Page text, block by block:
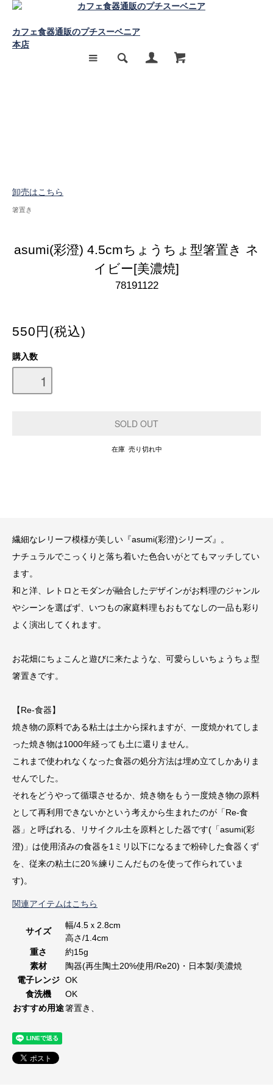
カフェ食器通販のプチスーベニア
本店
卸売はこちら
箸置き
asumi(彩澄) 4.5cmちょうちょ型箸置き ネ
イビー[美濃焼]
78191122
550円(税込)
購入数
在庫 売り切れ中
繊細なレリーフ模様が美しい『asumi(彩澄)シリーズ』。
ナチュラルでこっくりと落ち着いた色合いがとてもマッチしてい
ます。
和と洋、レトロとモダンが融合したデザインがお料理のジャンル
やシーンを選ばず、いつもの家庭料理もおもてなしの一品も彩り
よく演出してくれます。
お花畑にちょこんと遊びに来たような、可愛らしいちょうちょ型
箸置きです。
【Re-食器】
焼き物の原料である粘土は土から採れますが、一度焼かれてしま
った焼き物は1000年経っても土に還りません。
これまで使われなくなった食器の処分方法は埋め立てしかありま
せんでした。
それをどうやって循環させるか、焼き物をもう一度焼き物の原料
として再利用できないかという考えから生まれたのが「Re-食
器」と呼ばれる、リサイクル土を原料とした器です(「asumi(彩
澄)」は使用済みの食器を1ミリ以下になるまで粉砕した食器くず
を、従来の粘土に20％練りこんだものを使って作られていま
す)。
関連アイテムはこちら
サイズ
幅/4.5ｘ2.8cm
高さ/1.4cm
重さ
約15g
素材
陶器(再生陶土20%使用/Re20)・日本製/美濃焼
電子レンジ OK
食洗機
OK
おすすめ用途箸置き、